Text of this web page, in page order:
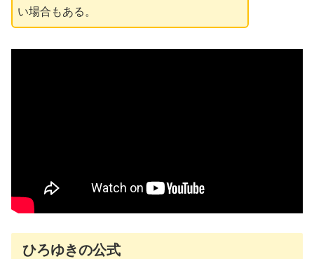
い場合もある。
ひろゆきの公式